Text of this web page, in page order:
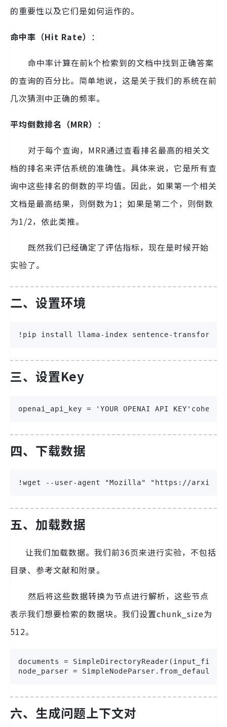
的重要性以及它们是如何运作的。
命中率（Hit Rate） ：
命中率计算在前k个检索到的文档中找到正确答案
的查询的百分比。简单地说，这是关于我们的系统在前
几次猜测中正确的频率。
平均倒数排名（MRR） ：
对于每个查询，MRR通过查看排名最高的相关文
档的排名来评估系统的准确性。具体来说，它是所有查
询中这些排名的倒数的平均值。因此，如果第一个相关
文档是最高结果，则倒数为1；如果是第二个，则倒数
为1/2，依此类推。
既然我们已经确定了评估指标，现在是时候开始
实验了。
二、设置环境
!pip install llama-index sentence-
三、设置Key
openai_api_key = 'YOUR OPENAI API
四、下载数据
!wget --user-agent "Mozilla" "https://
五、加载数据
让我们加载数据。我们前36页来进行实验，不包括
目录、参考文献和附录。
然后将这些数据转换为节点进行解析，这些节点
表示我们想要检索的数据块。我们设置chunk_size为
512。
documents =
node_parser =
六、生成问题上下文对